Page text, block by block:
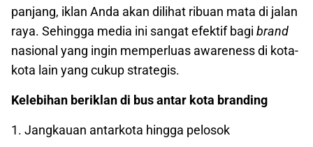
panjang, iklan Anda akan dilihat ribuan mata di jalan
raya. Sehingga media ini sangat efektif bagi brand
nasional yang ingin memperluas awareness di kota-
kota lain yang cukup strategis.
Kelebihan beriklan di bus antar kota branding
1. Jangkauan antarkota hingga pelosok